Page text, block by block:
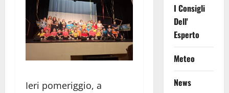
Ieri pomeriggio, a
I Consigli
Dell'
Esperto
Meteo
News